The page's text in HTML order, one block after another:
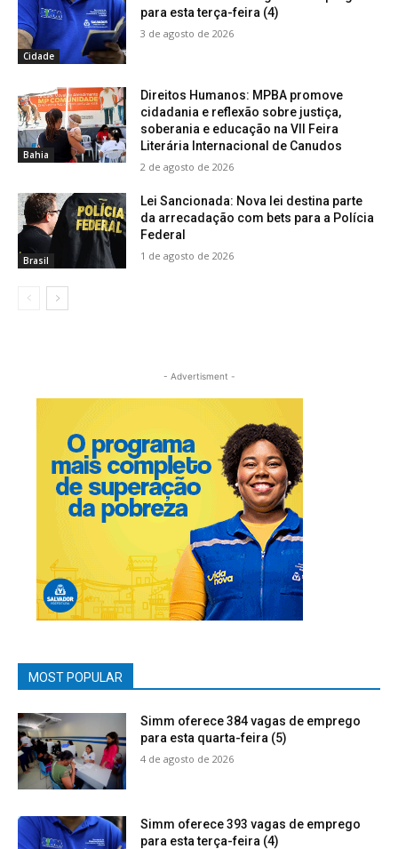
Cidade
para esta terça-feira (4)
3 de agosto de 2026
Bahia
Direitos Humanos: MPBA promove
cidadania e reflexão sobre justiça,
soberania e educação na VII Feira
Literária Internacional de Canudos
2 de agosto de 2026
Brasil
Lei Sancionada: Nova lei destina parte
da arrecadação com bets para a Polícia
Federal
1 de agosto de 2026
- Advertisment -
MOST POPULAR
Simm oferece 384 vagas de emprego
para esta quarta-feira (5)
4 de agosto de 2026
Simm oferece 393 vagas de emprego
para esta terça-feira (4)